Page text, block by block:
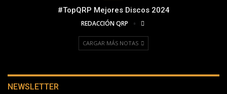
#TopQRP Mejores Discos 2024
REDACCIÓN QRP
CARGAR MÁS NOTAS
NEWSLETTER